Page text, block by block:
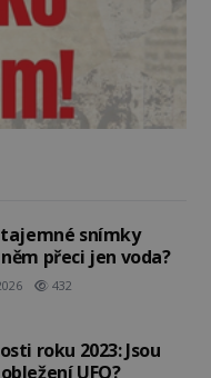
snímky
přeci jen voda?
432
roku 2023: Jsou
UFO?